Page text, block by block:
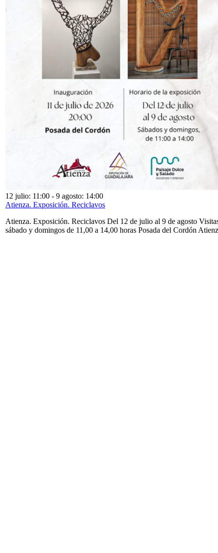
12 julio: 11:00 - 9 agosto: 14:00
Atienza. Exposición. Reciclavos
Atienza. Exposición. Reciclavos Del 12 de julio al 9 de agosto
sábado y domingos de 11,00 a 14,00 horas Posada del Cordón